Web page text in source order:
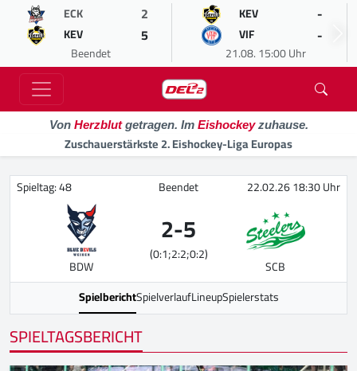
ECK 2
KEV 5
Beendet
KEV -
VIF -
21.08. 15:00 Uhr
Von Herzblutgetragen. Im Eishockeyzuhause.
Zuschauerstärkste 2. Eishockey-Liga Europas
Spieltag: 48 Beendet 22.02.26 18:30 Uhr
BDW
2-5
(0:1;2:2;0:2)
SCB
SpielberichtSpielverlaufLineupSpielerstats
SPIELTAGSBERICHT